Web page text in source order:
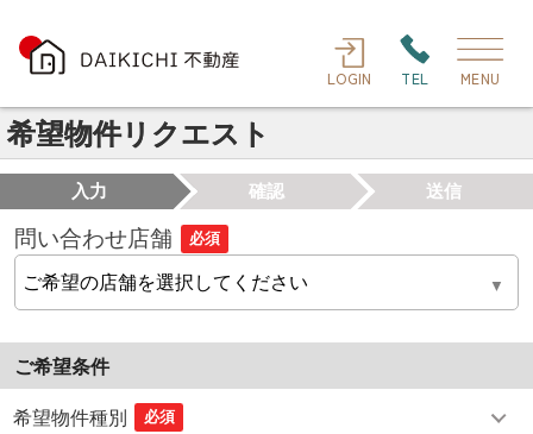
LOGIN TEL MENU
希望物件リクエスト
入力 確認 送信
問い合わせ店舗 必須
ご希望条件
希望物件種別 必須